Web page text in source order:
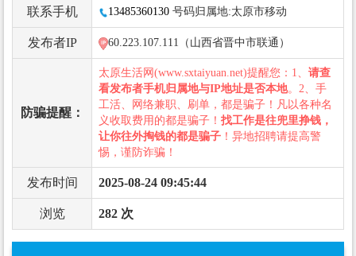
联系手机 13485360130 号码归属地:太原市移动
发布者IP 60.223.107.111（山西省晋中市联通）
防骗提醒：
太原生活网(www.sxtaiyuan.net)提醒您：1、 请查
看发布者手机归属地与IP地址是否本地。2、手
工活、网络兼职、刷单，都是骗子！凡以各种名
义收取费用的都是骗子！ 找工作是往兜里挣钱，
让你往外掏钱的都是骗子 ！异地招聘请提高警
惕，谨防诈骗！
发布时间 2025-08-24 09:45:44
浏览 282 次